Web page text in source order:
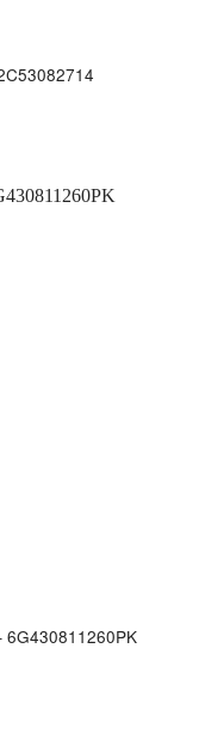
6G430811260PK